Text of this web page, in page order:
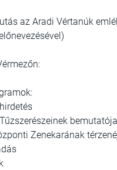
az Aradi Vértanúk
bemutatója
Zenekarának